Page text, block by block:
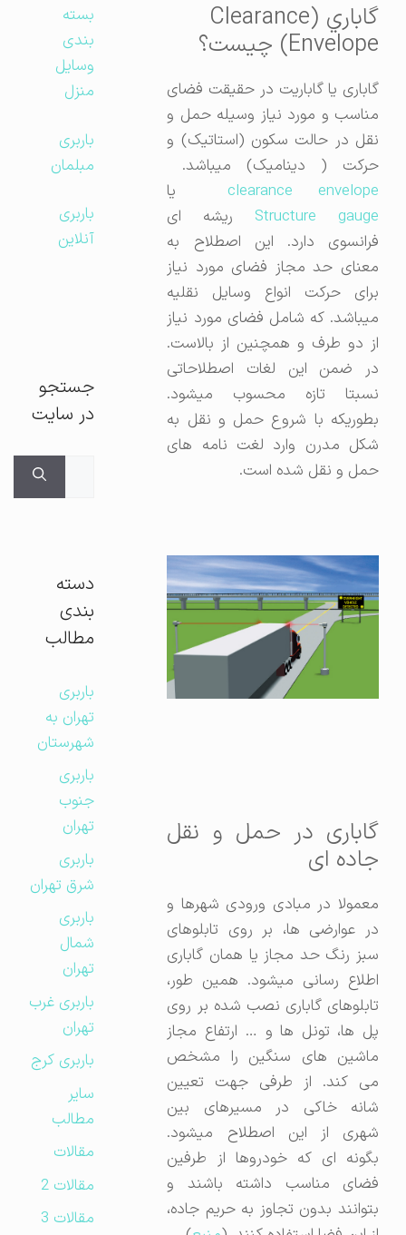
گاباري (Clearance
Envelope) چيست؟
گاباری یا گاباریت در حقیقت فضای
مناسب و مورد نیاز وسیله حمل و
نقل در حالت سکون (استاتیک) و
حرکت ( دینامیک) میباشد.
clearance envelopeیا
Structure gaugeریشه ای
فرانسوی دارد. این اصطلاح به
معنای حد مجاز فضای مورد نیاز
برای حرکت انواع وسایل نقلیه
میباشد. که شامل فضای مورد نیاز
از دو طرف و همچنین از بالاست.
در ضمن این لغات اصطلاحاتی
نسبتا تازه محسوب میشود.
بطوریکه با شروع حمل و نقل به
شکل مدرن وارد لغت نامه های
حمل و نقل شده است.
گاباری در حمل و نقل
جاده ای
معمولا در مبادی ورودی شهرها و
در عوارضی ها، بر روی تابلوهای
سبز رنگ حد مجاز یا همان گاباری
اطلاع رسانی میشود. همین طور،
تابلوهای گاباری نصب شده بر روی
پل ها، تونل ها و … ارتفاع مجاز
ماشین های سنگین را مشخص
می کند. از طرفی جهت تعیین
شانه خاکی در مسیرهای بین
شهری از این اصطلاح میشود.
بگونه ای که خودروها از طرفین
فضای مناسب داشته باشند و
بتوانند بدون تجاوز به حریم جاده،
بسته
بندی
وسایل
منزل
باربری
مبلمان
باربری
آنلاین
جستجو
در سایت
دسته
بندی
مطالب
باربری
تهران به
شهرستان
باربری
جنوب
تهران
باربری
شرق تهران
باربری
شمال
تهران
باربری غرب
تهران
باربری کرج
مطالب
مقالات
مقالات 2
مقالات 3